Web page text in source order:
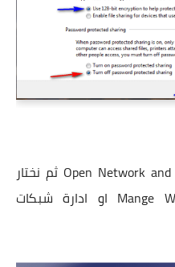
ندخل مرة الى Open Network and Sharing Center ثم نختار
هذه المرة Mange Wireless networks او ادارة شبكات